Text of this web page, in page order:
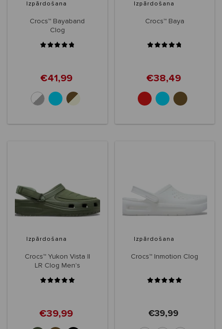
Izpārdošana
Crocs™ Bayaband
Clog
€41,99
Izpārdošana
Crocs™ Baya
€38,49
Izpārdošana
Crocs™ Yukon Vista II
LR Clog Men's
€39,99
Izpārdošana
Crocs™ Inmotion Clog
€39,99